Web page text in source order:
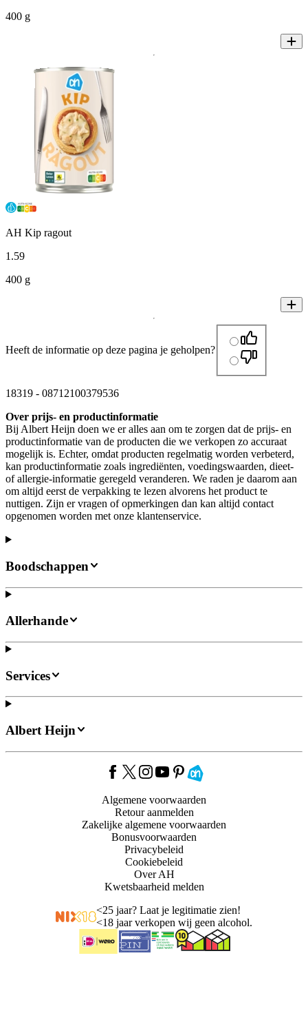
400 g
AH Kip ragout
1 .59
400 g
Heeft de informatie op deze pagina je geholpen?
18319 - 08712100379536
Over prijs- en productinformatie
Bij Albert Heijn doen we er alles aan om te zorgen dat de prijs- en
productinformatie van de producten die we verkopen zo accuraat
mogelijk is. Echter, omdat producten regelmatig worden verbeterd,
kan productinformatie zoals ingrediënten, voedingswaarden, dieet-
of allergie-informatie geregeld veranderen. We raden je daarom aan
om altijd eerst de verpakking te lezen alvorens het product te
nuttigen. Zijn er vragen of opmerkingen dan kan altijd contact
opgenomen worden met onze klantenservice.
Boodschappen
Allerhande
Services
Albert Heijn
Algemene voorwaarden
Retour aanmelden
Zakelijke algemene voorwaarden
Bonusvoorwaarden
Privacybeleid
Cookiebeleid
Over AH
Kwetsbaarheid melden
<25 jaar? Laat je legitimatie zien!
<18 jaar verkopen wij geen alcohol.